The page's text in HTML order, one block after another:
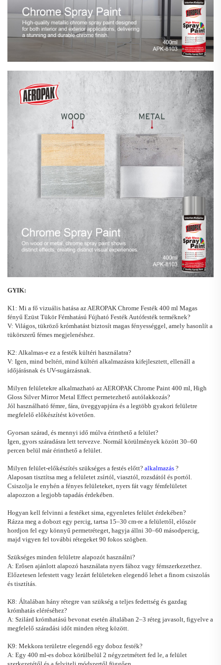
GYIK:
K1: Mi a fő vizuális hatása az AEROPAK Chrome Festék 400 ml Magas
fényű Ezüst Tükör Fémhatású Fújható Festék Autófesték terméknek?
V: Világos, tükröző krómhatást biztosít magas fényességgel, amely hasonlít a
tükörszerű fémes megjelenéshez.
K2: Alkalmas-e ez a festék kültéri használatra?
V: Igen, mind beltéri, mind kültéri alkalmazásra kifejlesztett, ellenáll a
időjárásnak és UV-sugárzásnak.
Milyen felületekre alkalmazható az AEROPAK Chrome Paint 400 ml, High
Gloss Silver Mirror Metal Effect permetezhető autólakkozás?
Jól használható fémre, fára, üveggyapjúra és a legtöbb gyakori felületre
megfelelő előkészítést követően.
Gyorsan szárad, és mennyi idő múlva érinthető a felület?
Igen, gyors száradásra lett tervezve. Normál körülmények között 30–60
percen belül már érinthető a felület.
Milyen felület-előkészítés szükséges a festés előtt? alkalmazás ?
Alaposan tisztítsa meg a felületet zsírtól, viasztól, rozsdától és portól.
Csiszolja le enyhén a fényes felületeket, nyers fát vagy fémfelületet
alapozzon a legjobb tapadás érdekében.
Hogyan kell felvinni a festéket sima, egyenletes felület érdekében?
Rázza meg a dobozt egy percig, tartsa 15–30 cm-re a felülettől, először
hordjon fel egy könnyű permetréteget, hagyja állni 30–60 másodpercig,
majd vigyen fel további rétegeket 90 fokos szögben.
Szükséges minden felületre alapozót használni?
A: Erősen ajánlott alapozó használata nyers fához vagy fémszerkezethez.
Előzetesen lefestett vagy lezárt felületeken elegendő lehet a finom csiszolás
és tisztítás.
K8: Általában hány rétegre van szükség a teljes fedettség és gazdag
krómhatás eléréséhez?
A: Szilárd krómhatású bevonat esetén általában 2–3 réteg javasolt, figyelve a
megfelelő száradási időt minden réteg között.
K9: Mekkora területre elegendő egy doboz festék?
A: Egy 400 ml-es doboz körülbelül 2 négyzetmétert fed le, a felület